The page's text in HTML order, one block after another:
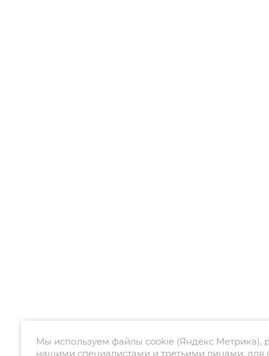
Мы используем файлы cookie (Яндекс Метрика),
нашими специалистами и третьими лицами, для